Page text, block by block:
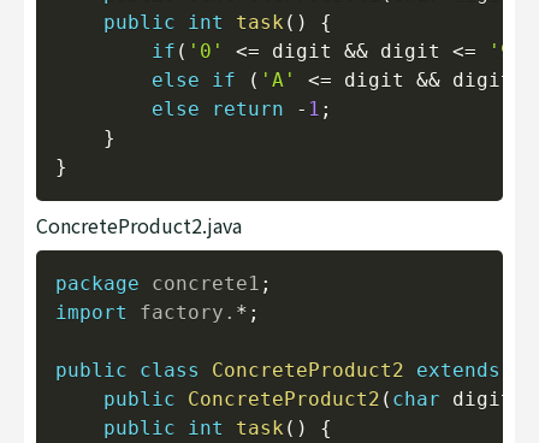
public
int task ( )
{
if ( '0' <= digit && digit <= '9'
else
if ( 'A' <= digit && digit
else
return - 1 ;
}
}
ConcreteProduct2.java
package concrete1 ;
import
factory . * ;
public class ConcreteProduct2 extends
public
ConcreteProduct2 ( char digit
public
int task ( )
{